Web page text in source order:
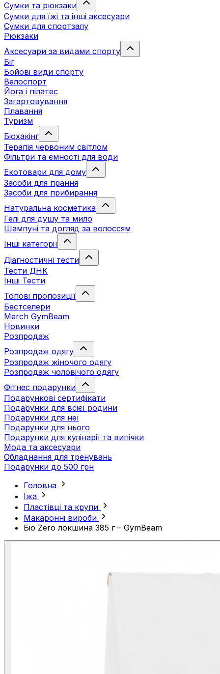
Сумки та рюкзаки
Сумки для їжі та інші аксесуари
Сумки для спортзалу
Рюкзаки
Аксесуари за видами спорту
Біг
Бойові види спорту
Велоспорт
Йога і пілатес
Загартовування
Плавання
Туризм
Біохакінг
Терапія червоним світлом
Фільтри та ємності для води
Екотовари для дому
Засоби для прання
Засоби для прибирання
Натуральна косметика
Гелі для душу та мило
Шампуні та догляд за волоссям
Інші категорії
Діагностичні тести
Тести ДНК
Інші Тести
Топові пропозиції
Бестселери
Merch GymBeam
Новинки
Розпродаж
Розпродаж одягу
Розпродаж жіночого одягу
Розпродаж чоловічого одягу
Фітнес подарунки
Подарункові сертифікати
Подарунки для всієї родини
Подарунки для неї
Подарунки для нього
Подарунки для кулінарії та випічки
Мода та аксесуари
Обладнання для тренувань
Подарунки до 500 грн
Головна
Їжа
Пластівці та крупи
Макаронні вироби
Біо Zero локшина 385 г – GymBeam